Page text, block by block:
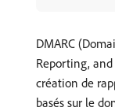
DMARC
Reporting,
création de
basés sur le